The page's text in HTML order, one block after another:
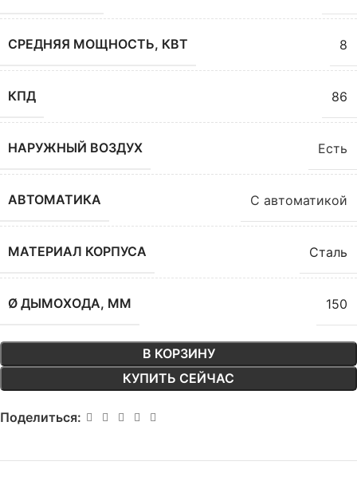
СРЕДНЯЯ МОЩНОСТЬ, КВТ 8
КПД 86
НАРУЖНЫЙ ВОЗДУХ Есть
АВТОМАТИКА С автоматикой
МАТЕРИАЛ КОРПУСА Сталь
Ø ДЫМОХОДА, ММ 150
В КОРЗИНУ
КУПИТЬ СЕЙЧАС
Поделиться: